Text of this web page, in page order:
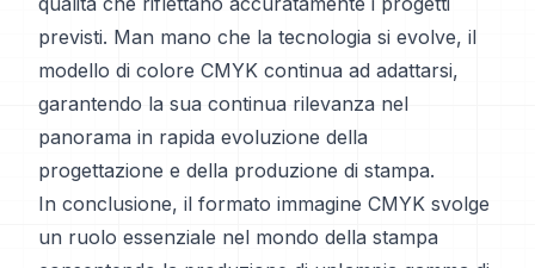
previsti. Man mano che la tecnologia si evolve, il
modello di colore CMYK continua ad adattarsi,
garantendo la sua continua rilevanza nel
panorama in rapida evoluzione della
progettazione e della produzione di stampa.
In conclusione, il formato immagine CMYK svolge
un ruolo essenziale nel mondo della stampa